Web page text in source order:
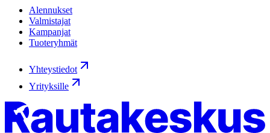
Alennukset
Valmistajat
Kampanjat
Tuoteryhmät
Yhteystiedot
Yrityksille